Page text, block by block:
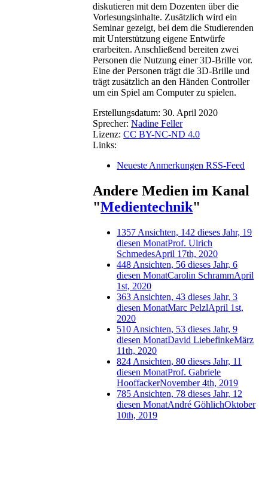
diskutieren mit dem Dozenten über die
Vorlesungsinhalte. Zusätzlich wird ein
Seminar gezeigt, bei dem die Studierenden
mit Unterstützung eigene Entwürfe
erarbeiten. Anschließend bereiten zwei
Personen die Nutzung einer 3D-Brille vor.
Eine der Personen trägt die 3D-Brille und
trägt zusätzlich an den Händen Controller
um ein Spiel am Computer zu spielen.
Erstellungsdatum: 30. April 2020
Sprecher: Nadine Feller
Lizenz: CC BY-NC-ND 4.0
Links:
Neueste Anmerkungen RSS-Feed
Andere Medien im Kanal
"Medientechnik"
1357 Ansichten, 142 dieses Jahr, 19
diesen MonatProf. Ulrich
SchmedesApril 17th, 2020
448 Ansichten, 56 dieses Jahr, 6
diesen MonatCarolin SchrammApril
1st, 2020
363 Ansichten, 43 dieses Jahr, 3
diesen MonatMarc PelzlApril 1st,
2020
510 Ansichten, 53 dieses Jahr, 9
diesen MonatDavid LiebefinkeMärz
11th, 2020
824 Ansichten, 80 dieses Jahr, 11
diesen MonatProf. Gabriele
HooffackerNovember 4th, 2019
785 Ansichten, 78 dieses Jahr, 12
diesen MonatAndré GöhlichOktober
10th, 2019